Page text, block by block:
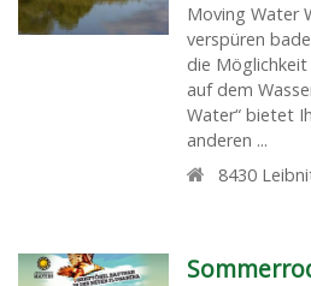
Moving Water
verspüren
die
auf dem
Water“ bietet
anderen ...
8430